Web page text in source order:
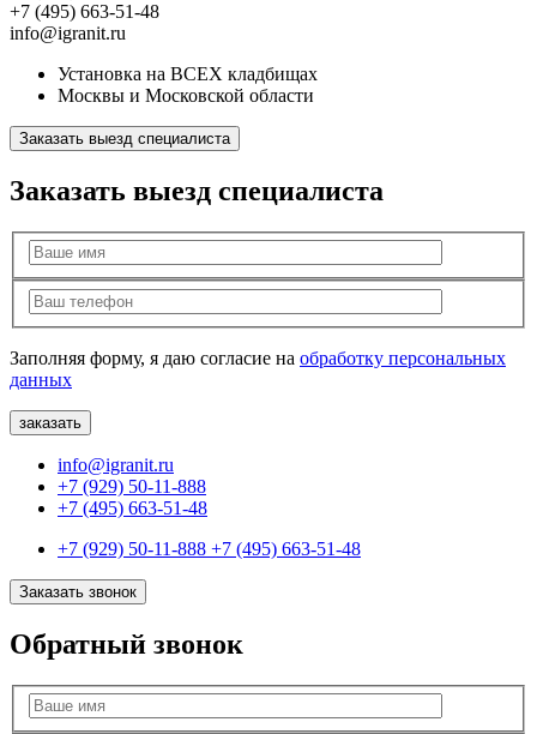
+7 (495) 663-51-48
info@igranit.ru
Установка на ВСЕХ кладбищах
Москвы и Московской области
Заказать выезд специалиста
Заказать выезд специалиста
Заполняя форму, я даю согласие на обработку персональных
данных
info@igranit.ru
+7 (929) 50-11-888
+7 (495) 663-51-48
+7 (929) 50-11-888 +7 (495) 663-51-48
Заказать звонок
Обратный звонок